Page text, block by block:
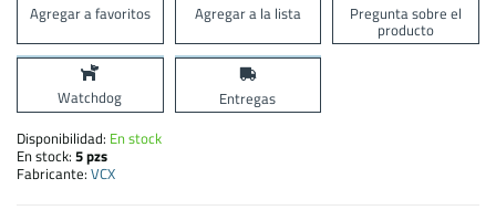
Agregar a favoritos Agregar a la lista Pregunta sobre el
producto
Watchdog
Entregas
Disponibilidad: En stock
En stock: 5pzs
Fabricante: VCX